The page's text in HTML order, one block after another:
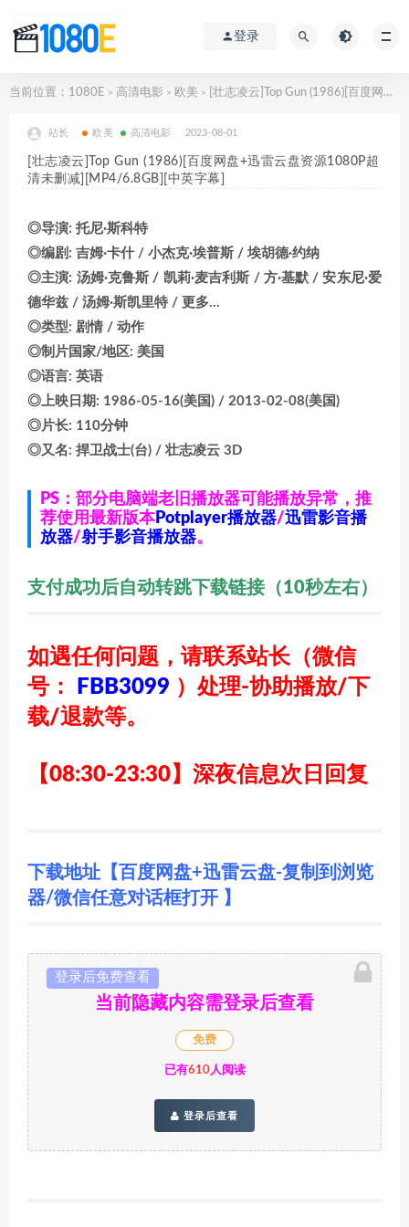
登录
当前位置： 1080E > 高清电影 > 欧美 > [壮志凌云]Top Gun (1986)[百度网盘+迅雷云盘资源1080P超清未删减][MP4/6.8GB][中英字幕]
站长 欧美 高清电影 2023-08-01
[壮志凌云]Top Gun (1986)[百度网盘+迅雷云盘资源1080P超
清未删减][MP4/6.8GB][中英字幕]
◎导演: 托尼·斯科特
◎编剧: 吉姆·卡什 / 小杰克·埃普斯 / 埃胡德·约纳
◎主演: 汤姆·克鲁斯 / 凯莉·麦吉利斯 / 方·基默 / 安东尼·爱
德华兹 / 汤姆·斯凯里特 / 更多…
◎类型: 剧情 / 动作
◎制片国家/地区: 美国
◎语言: 英语
◎上映日期: 1986-05-16(美国) / 2013-02-08(美国)
◎片长: 110分钟
◎又名: 捍卫战士(台) / 壮志凌云 3D
PS：部分电脑端老旧播放器可能播放异常，推
荐使用最新版本Potplayer播放器/迅雷影音播
放器/射手影音播放器。
支付成功后自动转跳下载链接（10秒左右）
如遇任何问题，请联系站长（微信
号：
FBB3099 ） 处理-协助播放/下
载/退款等。
【08:30-23:30】深夜信息次日回复
下载地址【百度网盘+迅雷云盘-复制到浏览
器/微信任意对话框打开 】
登录后免费查看
当前隐藏内容需登录后查看
免费
已有610人阅读
登录后查看